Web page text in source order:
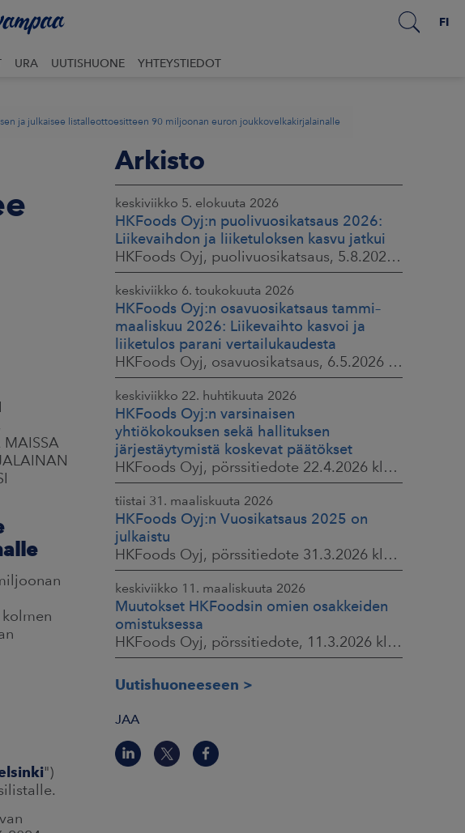
FI
URA UUTISHUONE YHTEYSTIEDOT
ja julkaisee listalleottoesitteen 90 miljoonan euron joukkovelkakirjalainalle
MAISSA
")
Arkisto
keskiviikko 5. elokuuta 2026
HKFoods Oyj:n puolivuosikatsaus 2026:
Liikevaihdon ja liiketuloksen kasvu jatkui
HKFoods Oyj, puolivuosikatsaus, 5.8.2026 klo 8.30
keskiviikko 6. toukokuuta 2026
HKFoods Oyj:n osavuosikatsaus tammi–
maaliskuu 2026: Liikevaihto kasvoi ja
liiketulos parani vertailukaudesta
HKFoods Oyj, osavuosikatsaus, 6.5.2026 klo 8.30
keskiviikko 22. huhtikuuta 2026
HKFoods Oyj:n varsinaisen
yhtiökokouksen sekä hallituksen
järjestäytymistä koskevat päätökset
HKFoods Oyj, pörssitiedote 22.4.2026 klo 14.45
tiistai 31. maaliskuuta 2026
HKFoods Oyj:n Vuosikatsaus 2025 on
julkaistu
HKFoods Oyj, pörssitiedote 31.3.2026 klo 14.00
keskiviikko 11. maaliskuuta 2026
Muutokset HKFoodsin omien osakkeiden
omistuksessa
HKFoods Oyj, pörssitiedote, 11.3.2026 klo 15.00
Uutishuoneeseen
JAA